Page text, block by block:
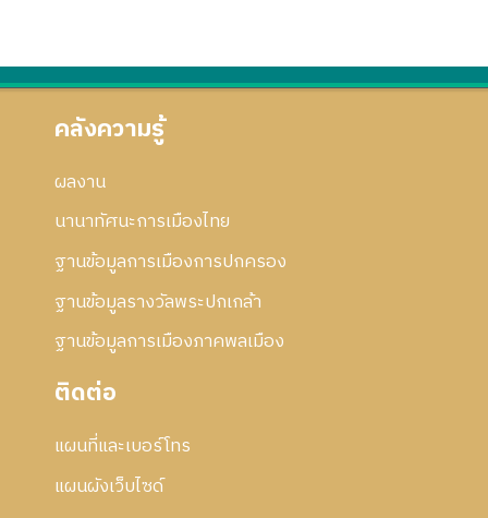
ข
แ
ก้
คลังความรู้
ผลงาน
นานาทัศนะการเมืองไทย
ฐานข้อมูลการเมืองการปกครอง
ฐานข้อมูลรางวัลพระปกเกล้า
ฐานข้อมูลการเมืองภาคพลเมือง
ติดต่อ
แผนที่และเบอร์โทร
แผนผังเว็บไซด์